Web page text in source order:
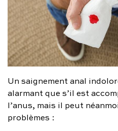
Un saignement anal
alarmant que s’il est
l’anus, mais il peut
problèmes :